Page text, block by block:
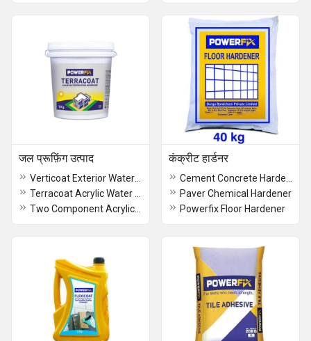
जल प्रूफ़िंग उत्पाद कंक्रीट हार्डनर
Paver Chemical Hardener
Powerfix Floor Hardener